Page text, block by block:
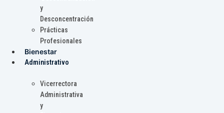
y
Desconcentración
Prácticas
Profesionales
Bienestar
Administrativo
Vicerrectora
Administrativa
y